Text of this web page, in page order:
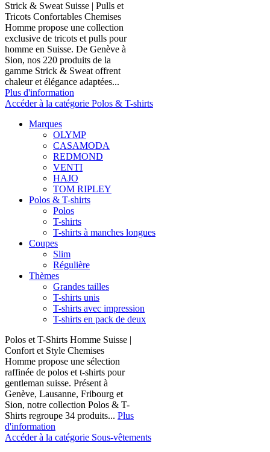
Strick & Sweat Suisse | Pulls et
Tricots Confortables Chemises
Homme propose une collection
exclusive de tricots et pulls pour
homme en Suisse. De Genève à
Sion, nos 220 produits de la
gamme Strick & Sweat offrent
chaleur et élégance adaptées...
Plus d'information
Accéder à la catégorie Polos & T-shirts
Marques
OLYMP
CASAMODA
REDMOND
VENTI
HAJO
TOM RIPLEY
Polos & T-shirts
Polos
T-shirts
T-shirts à manches longues
Coupes
Slim
Régulière
Thèmes
Grandes tailles
T-shirts unis
T-shirts avec impression
T-shirts en pack de deux
Polos et T-Shirts Homme Suisse |
Confort et Style Chemises
Homme propose une sélection
raffinée de polos et t-shirts pour
gentleman suisse. Présent à
Genève, Lausanne, Fribourg et
Sion, notre collection Polos & T-
Shirts regroupe 34 produits... Plus
d'information
Accéder à la catégorie Sous-vêtements